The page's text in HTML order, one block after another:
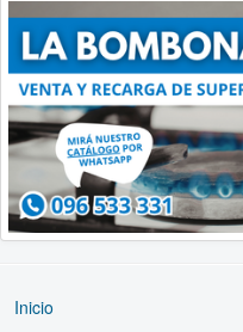
Inicio